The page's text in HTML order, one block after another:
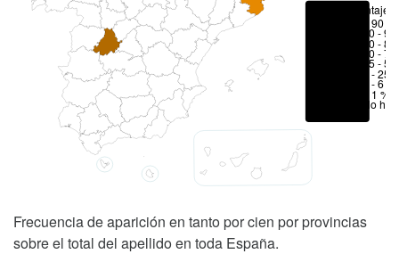
Porcentajes
> 90 %
80 -
70 -
50 -
25 -
6 - 25
1 - 6 %
< 1 %
No hay
Frecuencia de aparición en tanto por cien por provincias
sobre el total del apellido en toda España.